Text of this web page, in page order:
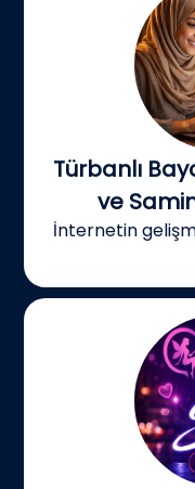
Türbanlı
ve
İnternetin